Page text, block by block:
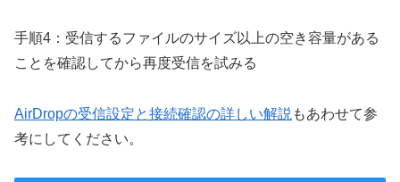
手順4：受信するファイルのサイズ以上の空き容量がある
ことを確認してから再度受信を試みる
AirDropの受信設定と接続確認の詳しい解説 もあわせて参
考にしてください。